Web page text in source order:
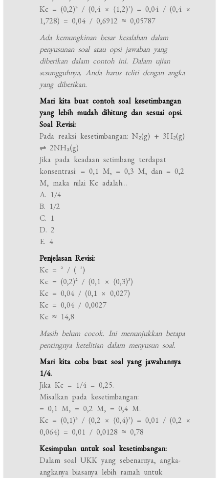
Kc = (0,2)² / (0,4 × (1,2)³) = 0,04 / (0,4 ×
1,728) = 0,04 / 0,6912 ≈ 0,05787
Ada kemungkinan besar kesalahan dalam
penyusunan soal atau opsi jawaban yang
diberikan dalam contoh ini. Dalam ujian
sesungguhnya, Anda harus teliti dengan angka
yang diberikan.
Mari kita buat contoh soal kesetimbangan
yang lebih mudah dihitung dan sesuai opsi.
Soal Revisi:
Pada reaksi kesetimbangan: N₂(g) + 3H₂(g)
⇌ 2NH₃(g)
Jika pada keadaan setimbang terdapat
konsentrasi: = 0,1 M, = 0,3 M, dan = 0,2
M, maka nilai Kc adalah…
A. 1/4
B. 1/2
C. 1
D. 2
E. 4
Penjelasan Revisi:
Kc = ² / ( ³)
Kc = (0,2)² / (0,1 × (0,3)³)
Kc = 0,04 / (0,1 × 0,027)
Kc = 0,04 / 0,0027
Kc ≈ 14,8
Masih belum cocok. Ini menunjukkan betapa
pentingnya ketelitian dalam menyusun soal.
Mari kita coba buat soal yang jawabannya
1/4.
Jika Kc = 1/4 = 0,25.
Misalkan pada kesetimbangan:
= 0,1 M, = 0,2 M, = 0,4 M.
Kc = (0,1)² / (0,2 × (0,4)³) = 0,01 / (0,2 ×
0,064) = 0,01 / 0,0128 ≈ 0,78
Kesimpulan untuk soal kesetimbangan:
Dalam soal UKK yang sebenarnya, angka-
angkanya biasanya lebih ramah untuk